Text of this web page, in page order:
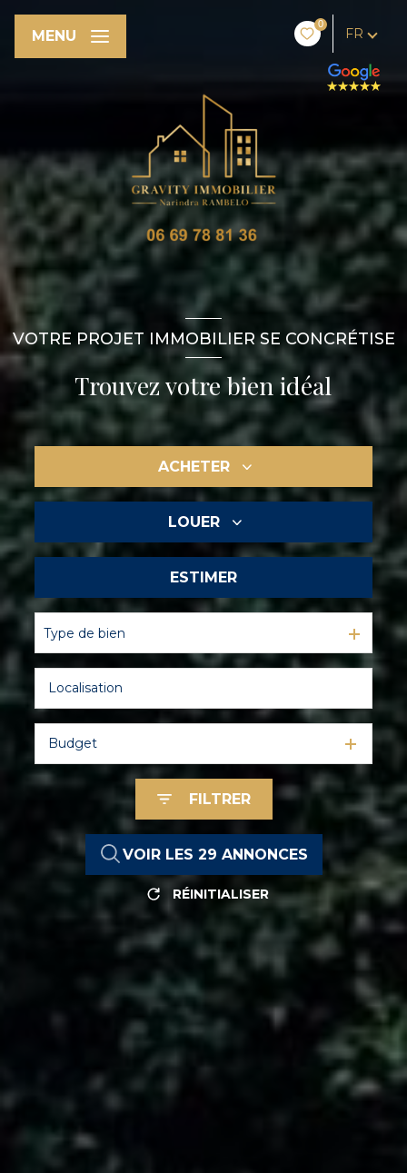
0
FR
MENU
VOTRE PROJET IMMOBILIER SE CONCRÉTISE
Trouvez votre bien idéal
ACHETER
LOUER
En saisonnier
De l'immo pro
ESTIMER
Type de bien
Budget
FILTRER
VOIR LES 29 ANNONCES
RÉINITIALISER